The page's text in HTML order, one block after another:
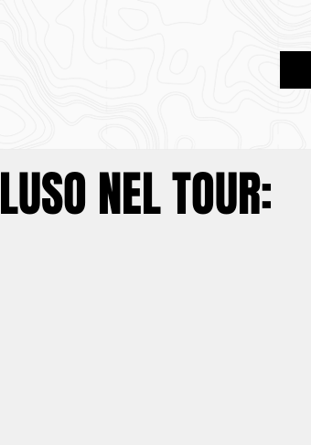
NEL TOUR: